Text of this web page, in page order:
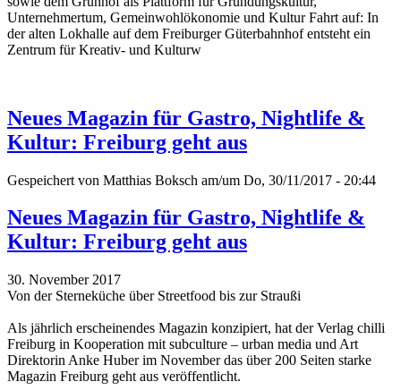
Unternehmertum, Gemeinwohlökonomie und Kultur Fahrt auf: In
der alten Lokhalle auf dem Freiburger Güterbahnhof entsteht ein
Zentrum für Kreativ- und Kulturw
Neues Magazin für Gastro, Nightlife &
Kultur: Freiburg geht aus
Gespeichert von Matthias Boksch am/um Do, 30/11/2017 - 20:44
Neues Magazin für Gastro, Nightlife &
Kultur: Freiburg geht aus
30. November 2017
Von der Sterneküche über Streetfood bis zur Straußi
Als jährlich erscheinendes Magazin konzipiert, hat der Verlag chilli
Freiburg in Kooperation mit subculture – urban media und Art
Direktorin Anke Huber im November das über 200 Seiten starke
Magazin Freiburg geht aus veröffentlicht.